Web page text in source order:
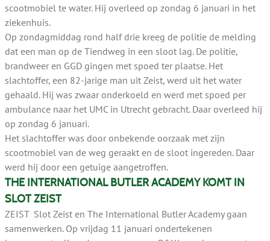
scootmobiel te water. Hij overleed op zondag 6 januari in het
ziekenhuis.
Op zondagmiddag rond half drie kreeg de politie de melding
dat een man op de Tiendweg in een sloot lag. De politie,
brandweer en GGD gingen met spoed ter plaatse. Het
slachtoffer, een 82-jarige man uit Zeist, werd uit het water
gehaald. Hij was zwaar onderkoeld en werd met spoed per
ambulance naar het UMC in Utrecht gebracht. Daar overleed hij
op zondag 6 januari.
Het slachtoffer was door onbekende oorzaak met zijn
scootmobiel van de weg geraakt en de sloot ingereden. Daar
werd hij door een getuige aangetroffen.
THE INTERNATIONAL BUTLER ACADEMY KOMT IN
SLOT ZEIST
ZEIST Slot Zeist en The International Butler Academy gaan
samenwerken. Op vrijdag 11 januari ondertekenen